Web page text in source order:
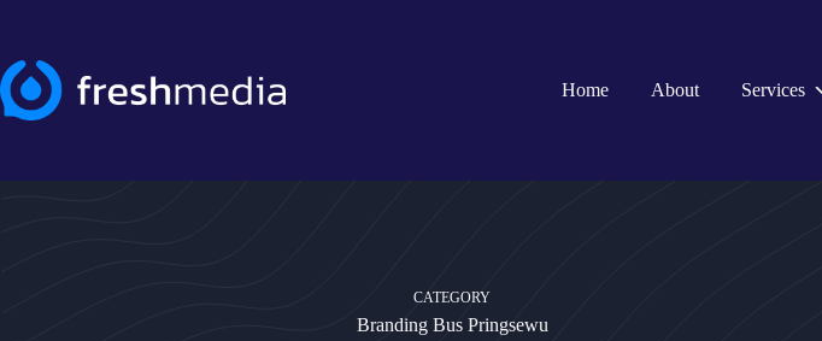
Home
About Services
CATEGORY
Branding Bus Pringsewu